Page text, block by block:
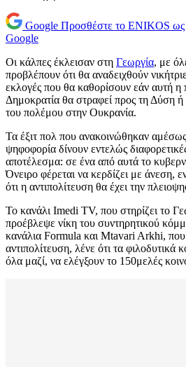
Google Προσθέστε το ENIKOS ως
Google
Οι κάλπες έκλεισαν στη Γεωργία, με
προβλέπουν ότι θα αναδειχθούν
εκλογές που θα καθορίσουν εάν αυτή η
Δημοκρατία θα στραφεί προς τη Δύση
του πολέμου στην Ουκρανία.
Τα έξιτ πολ που ανακοινώθηκαν
ψηφοφορία δίνουν εντελώς
αποτέλεσμα: σε ένα από αυτά το
Όνειρο φέρεται να κερδίζει με άνεση,
ότι η αντιπολίτευση θα έχει την
Το κανάλι Imedi TV, που στηρίζει το
προέβλεψε νίκη του συντηρητικού
κανάλια Formula και Mtavari Arkhi, που
αντιπολίτευση, λένε ότι τα
όλα μαζί, να ελέγξουν το 150μελές